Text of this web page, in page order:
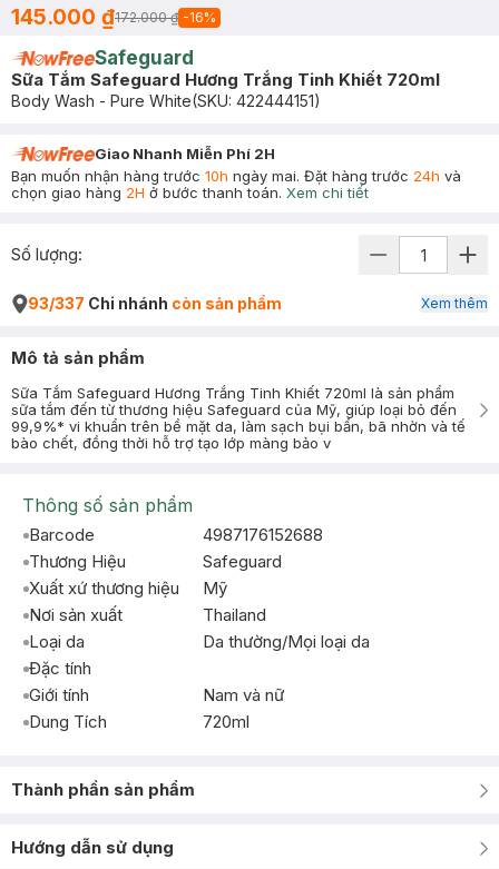
145.000 ₫172.000 ₫ -16%
Safeguard
Sữa Tắm Safeguard Hương Trắng Tinh Khiết 720ml
Body Wash - Pure White(SKU: 422444151)
Giao Nhanh Miễn Phí 2H
Bạn muốn nhận hàng trước 10h ngày mai. Đặt hàng trước 24h và
chọn giao hàng 2H ở bước thanh toán. Xem chi tiết
Số lượng:
93/337 Chi nhánh còn sản phẩm Xem thêm
Mô tả sản phẩm
Sữa Tắm Safeguard Hương Trắng Tinh Khiết 720ml là sản phẩm
sữa tắm đến từ thương hiệu Safeguard của Mỹ, giúp loại bỏ đến
99,9%* vi khuẩn trên bề mặt da, làm sạch bụi bẩn, bã nhờn và tế
bào chết, đồng thời hỗ trợ tạo lớp màng bảo v
Thông số sản phẩm
Barcode
4987176152688
Thương Hiệu
Safeguard
Xuất xứ thương hiệu
Mỹ
Nơi sản xuất
Thailand
Loại da
Da thường/Mọi loại da
Đặc tính
Giới tính
Nam và nữ
Dung Tích
720ml
Thành phần sản phẩm
Hướng dẫn sử dụng